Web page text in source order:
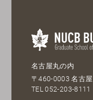
名古屋丸の内
〒460-0003 名古
TEL052-203-8111